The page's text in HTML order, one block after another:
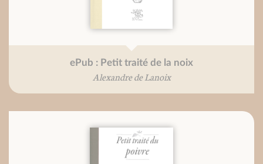
ePub : Petit traité de la noix
Alexandre de Lanoix